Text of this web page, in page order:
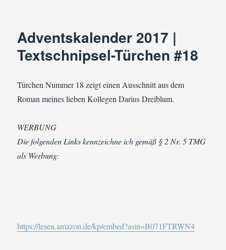
Textschnipsel-
#19
Adventskalender 2017 |
Textschnipsel-Türchen #18
Türchen Nummer 18 zeigt einen Ausschnitt aus dem
Roman meines lieben Kollegen Darius Dreiblum.
WERBUNG
Die folgenden Links kennzeichne ich gemäß § 2 Nr. 5 TMG
als Werbung:
https://lesen.amazon.de/kp/embed?asin=B071FTRWN4